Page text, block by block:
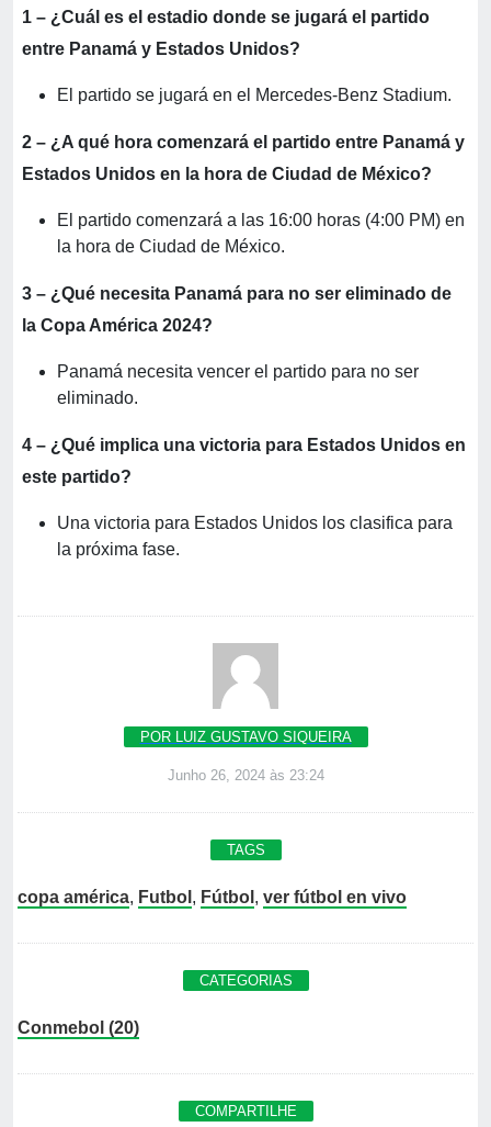
1 – ¿Cuál es el estadio donde se jugará el partido
entre Panamá y Estados Unidos?
El partido se jugará en el Mercedes-Benz Stadium.
2 – ¿A qué hora comenzará el partido entre Panamá y
Estados Unidos en la hora de Ciudad de México?
El partido comenzará a las 16:00 horas (4:00 PM) en
la hora de Ciudad de México.
3 – ¿Qué necesita Panamá para no ser eliminado de
la Copa América 2024?
Panamá necesita vencer el partido para no ser
eliminado.
4 – ¿Qué implica una victoria para Estados Unidos en
este partido?
Una victoria para Estados Unidos los clasifica para
la próxima fase.
POR LUIZ GUSTAVO SIQUEIRA
Junho 26, 2024 às 23:24
TAGS
copa américa, Futbol , Fútbol , ver fútbol en vivo
CATEGORIAS
Conmebol (20)
COMPARTILHE